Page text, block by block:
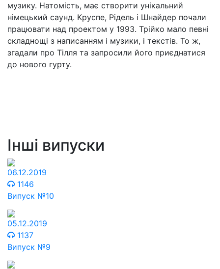
музику. Натомість, має створити унікальний
німецький саунд. Круспе, Рідель і Шнайдер почали
працювати над проектом у 1993. Трійко мало певні
складнощі з написанням і музики, і текстів. То ж,
згадали про Тілля та запросили його приєднатися
до нового гурту.
Інші випуски
06.12.2019
1146
Випуск №10
05.12.2019
1137
Випуск №9